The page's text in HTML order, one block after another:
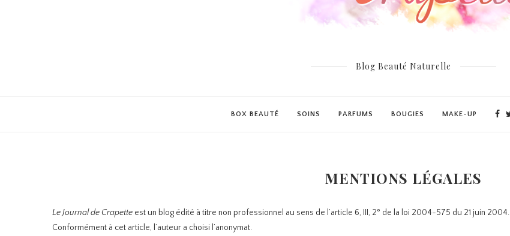
Blog Beauté Naturelle
BOX BEAUTÉ SOINS PARFUMS BOUGIES MAKE-UP
MENTIONS LÉGALES
Le Journal de Crapette est un blog édité à titre non professionnel au sens de l’article 6, III, 2° de la loi 2004-575 du 21 juin 2004.
Conformément à cet article, l’auteur a choisi l’anonymat.